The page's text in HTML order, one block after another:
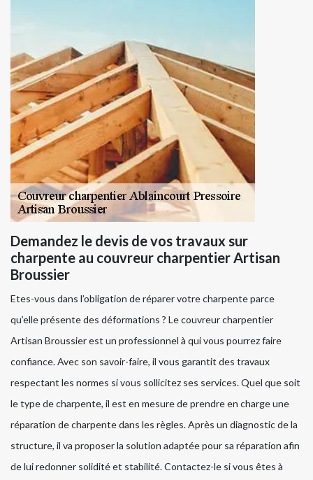
Demandez le devis de vos travaux sur
charpente au couvreur charpentier Artisan
Broussier
Etes-vous dans l’obligation de réparer votre charpente parce
qu’elle présente des déformations ? Le couvreur charpentier
Artisan Broussier est un professionnel à qui vous pourrez faire
confiance. Avec son savoir-faire, il vous garantit des travaux
respectant les normes si vous sollicitez ses services. Quel que soit
le type de charpente, il est en mesure de prendre en charge une
réparation de charpente dans les règles. Après un diagnostic de la
structure, il va proposer la solution adaptée pour sa réparation afin
de lui redonner solidité et stabilité. Contactez-le si vous êtes à